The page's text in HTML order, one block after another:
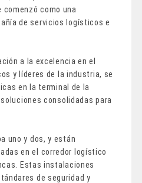
como una
de servicios logísticos e
a la excelencia en el
y líderes de la industria, se
en la terminal de la
consolidadas para
uno y dos, y están
en el corredor logístico
Estas instalaciones
de seguridad y